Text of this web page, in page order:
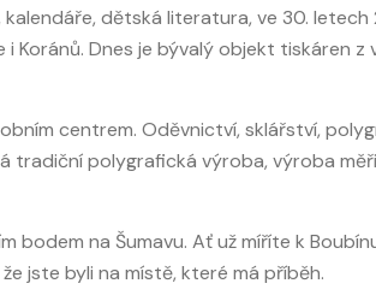
dětská literatura, ve 30.
Koránů. Dnes je bývalý objekt tiskáren
centrem. Oděvnictví, sklářství,
tradiční polygrafická výroba, výroba
bodem na Šumavu. Ať už míříte k
jste byli na místě, které má příběh.